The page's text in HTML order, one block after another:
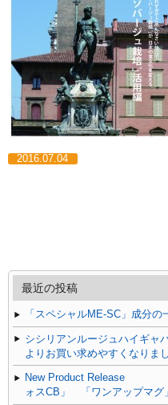
2016.07.04
最近の投稿
「スペシャルME-SC」成分の
シシリアンルージュハイギャ
よりお買い求めやすくなりま
New Product
ォスCB」 「ワンアップマグ